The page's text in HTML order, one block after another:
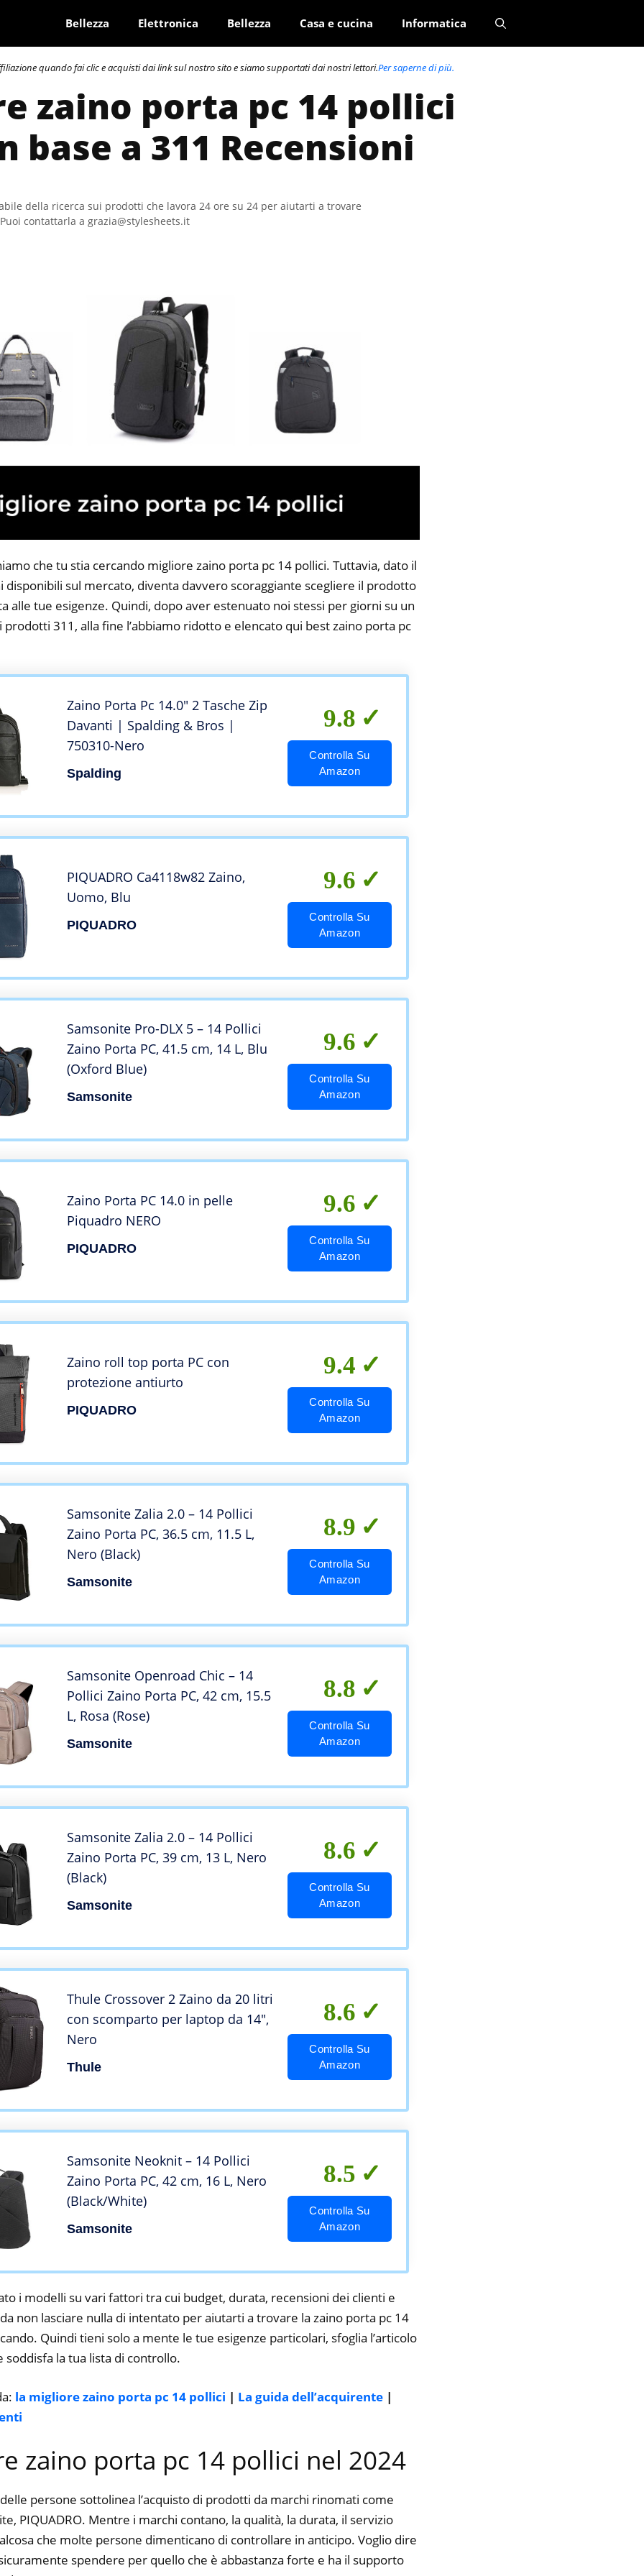
Bellezza Elettronica Bellezza Casa e cucina Informatica
quando fai clic e acquisti dai link sul nostro sito e siamo supportati dai nostri lettori.Per saperne di più.
zaino porta pc 14 pollici
base a 311 Recensioni
della ricerca sui prodotti che lavora 24 ore su 24 per aiutarti a trovare
contattarla a grazia@stylesheets.it
che tu stia cercando migliore zaino porta pc 14 pollici. Tuttavia, dato il
disponibili sul mercato, diventa davvero scoraggiante scegliere il prodotto
alle tue esigenze. Quindi, dopo aver estenuato noi stessi per giorni su un
311, alla fine l’abbiamo ridotto e elencato qui best zaino porta pc
Zaino Porta Pc 14.0″ 2 Tasche Zip
Davanti | Spalding & Bros |
750310-Nero
Spalding
9.8
Controlla Su
Amazon
PIQUADRO Ca4118w82 Zaino,
Uomo, Blu
PIQUADRO
9.6
Controlla Su
Amazon
Samsonite Pro-DLX 5 – 14 Pollici
Zaino Porta PC, 41.5 cm, 14 L, Blu
(Oxford Blue)
Samsonite
9.6
Controlla Su
Amazon
Zaino Porta PC 14.0 in pelle
Piquadro NERO
PIQUADRO
9.6
Controlla Su
Amazon
Zaino roll top porta PC con
protezione antiurto
PIQUADRO
9.4
Controlla Su
Amazon
Samsonite Zalia 2.0 – 14 Pollici
Zaino Porta PC, 36.5 cm, 11.5 L,
Nero (Black)
Samsonite
8.9
Controlla Su
Amazon
Samsonite Openroad Chic – 14
Pollici Zaino Porta PC, 42 cm, 15.5
L, Rosa (Rose)
Samsonite
8.8
Controlla Su
Amazon
Samsonite Zalia 2.0 – 14 Pollici
Zaino Porta PC, 39 cm, 13 L, Nero
(Black)
Samsonite
8.6
Controlla Su
Amazon
Thule Crossover 2 Zaino da 20 litri
con scomparto per laptop da 14″,
Nero
Thule
8.6
Controlla Su
Amazon
Samsonite Neoknit – 14 Pollici
Zaino Porta PC, 42 cm, 16 L, Nero
(Black/White)
Samsonite
8.5
Controlla Su
Amazon
i modelli su vari fattori tra cui budget, durata, recensioni dei clienti e
non lasciare nulla di intentato per aiutarti a trovare la zaino porta pc 14
Quindi tieni solo a mente le tue esigenze particolari, sfoglia l’articolo
soddisfa la tua lista di controllo.
la migliore zaino porta pc 14 pollici | La guida dell’acquirente |
zaino porta pc 14 pollici nel 2024
persone sottolinea l’acquisto di prodotti da marchi rinomati come
PIQUADRO. Mentre i marchi contano, la qualità, la durata, il servizio
che molte persone dimenticano di controllare in anticipo. Voglio dire
spendere per quello che è abbastanza forte e ha il supporto